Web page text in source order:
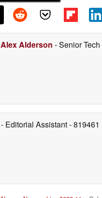
Alex Alderson - Senior
- Editorial Assistant-